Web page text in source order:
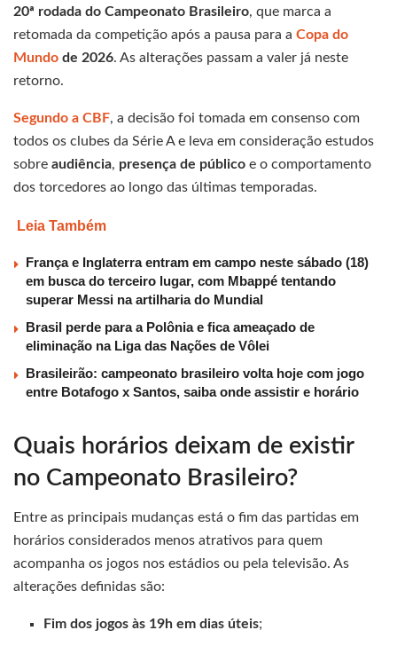
20ª rodada do Campeonato Brasileiro, que marca a
retomada da competição após a pausa para a Copa do
Mundo de 2026. As alterações passam a valer já neste
retorno.
Segundo a CBF, a decisão foi tomada em consenso com
todos os clubes da Série A e leva em consideração estudos
sobre audiência, presença de público e o comportamento
dos torcedores ao longo das últimas temporadas.
Leia Também
França e Inglaterra entram em campo neste sábado (18)
em busca do terceiro lugar, com Mbappé tentando
superar Messi na artilharia do Mundial
Brasil perde para a Polônia e fica ameaçado de
eliminação na Liga das Nações de Vôlei
Brasileirão: campeonato brasileiro volta hoje com jogo
entre Botafogo x Santos, saiba onde assistir e horário
Quais horários deixam de existir
no Campeonato Brasileiro?
Entre as principais mudanças está o fim das partidas em
horários considerados menos atrativos para quem
acompanha os jogos nos estádios ou pela televisão. As
alterações definidas são:
Fim dos jogos às 19h em dias úteis;